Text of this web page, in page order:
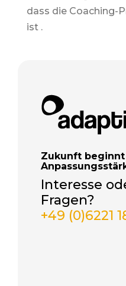
dass die Coaching-
ist .
Zukunft
Interesse
Fragen?
+49 (0)6221